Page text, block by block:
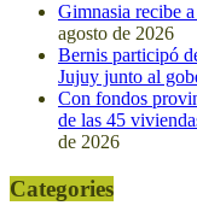
Gimnasia recibe
agosto de 2026
Bernis participó
Jujuy junto al
Con fondos
de las 45
de 2026
Categories